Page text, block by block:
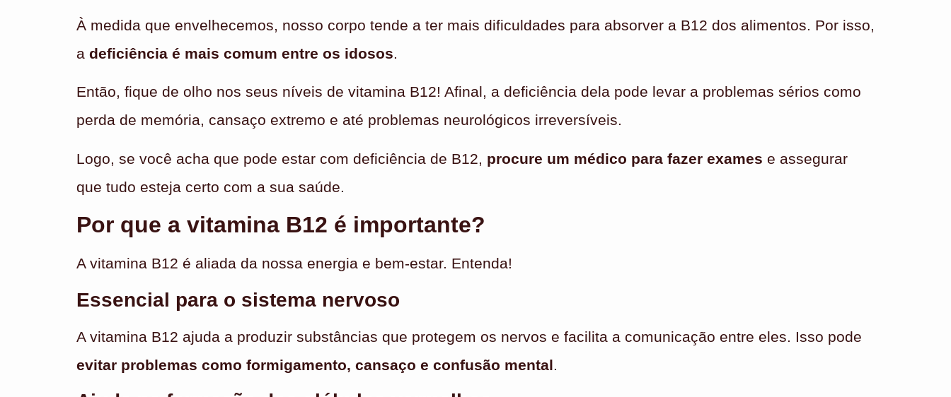
À medida que envelhecemos, nosso corpo tende a ter mais dificuldades para absorver a B12 dos alimentos. Por isso,
a deficiência é mais comum entre os idosos.
Então, fique de olho nos seus níveis de vitamina B12! Afinal, a deficiência dela pode levar a problemas sérios como
perda de memória, cansaço extremo e até problemas neurológicos irreversíveis.
Logo, se você acha que pode estar com deficiência de B12, procure um médico para fazer exames e assegurar
que tudo esteja certo com a sua saúde.
Por que a vitamina B12 é importante?
A vitamina B12 é aliada da nossa energia e bem-estar. Entenda!
Essencial para o sistema nervoso
A vitamina B12 ajuda a produzir substâncias que protegem os nervos e facilita a comunicação entre eles. Isso pode
evitar problemas como formigamento, cansaço e confusão mental